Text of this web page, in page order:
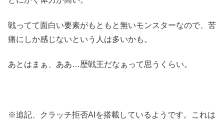
戦ってて面白い要素がもともと無いモンスターなので、苦
痛にしか感じないという人は多いかも。
あとはまぁ、ああ…歴戦王だなぁって思うくらい。
※追記、クラッチ拒否AIを搭載しているようです。これは